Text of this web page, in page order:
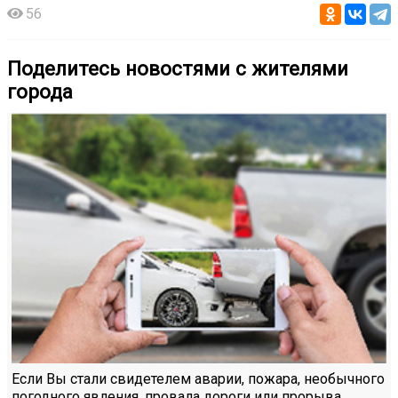
56
Поделитесь новостями с жителями
города
Если Вы стали свидетелем аварии, пожара, необычного